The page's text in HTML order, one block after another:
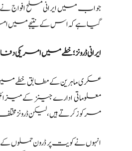
جواب میں ایرانی مسلح افواج
گیا ہے کہ اس کے نتیجے میں
ایرانی ڈرونز؛ خطے میں امریکی
عسکری ماہرین کے مطابق خطے میں
مرکوز کرتے ہیں، لیکن ڈرونز
انہوں نے کویت پر ڈرون حملوں